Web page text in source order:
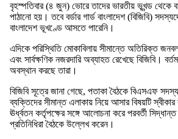
বৃহস্পতিবার (৪ জুন) ভোরে তাদের ভারতীয় ভূখন্ড থেকে
পাঠানো হয়। তবে বর্ডার গার্ড বাংলাদেশ (বিজিবি)
বাংলাদেশ ভূখণ্ডে আসতে পারেনি।
এদিকে পরিস্থিতি মোকাবিলায় সীমান্তে অতিরিক্ত
এবং সার্বক্ষণিক নজরদারি অব্যাহত রেখেছে বিজিবি।
অবস্থান করছে তারা।
বিজিবি সূত্রে জানা গেছে, পতাকা বৈঠকে বিএসএফ
ব্যক্তিদের সীমান্ত এলাকায় নিয়ে আসার বিষয়টি
ঊর্ধ্বতন কর্তৃপক্ষের সঙ্গে আলোচনা করে পরবর্তী
প্রতিনিধিরা বৈঠকে উল্লেখ করেন।